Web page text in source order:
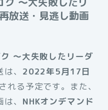
放送・見逃し動画
〜大失敗したリーダ
、 2022年5月17日
れる予定です。また、
、 NHKオンデマンド